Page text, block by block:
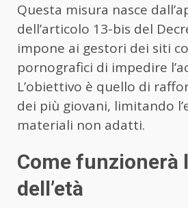
Questa misura nasce
dell’articolo 13-bis del
impone ai gestori dei siti
pornografici di impedire
L’obiettivo è quello di
dei più giovani, limitando
materiali non adatti.
Come funzionerà
dell’età